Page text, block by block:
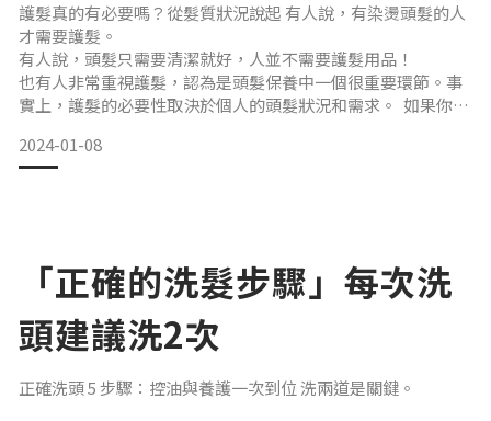
護髮真的有必要嗎？從髮質狀況說起 有人說，有染燙頭髮的人
才需要護髮。
有人說，頭髮只需要清潔就好，人並不需要護髮用品！
也有人非常重視護髮，認為是頭髮保養中一個很重要環節。事
實上，護髮的必要性取決於個人的頭髮狀況和需求。 如果你的
上會呈現一系列特徵，反映了頭髮的良好狀態和充足的護理。
以下是一些健康頭髮的外觀特徵：光澤度：健康的頭髮通常具
2024-01-08
「正確的洗髮步驟」每次洗
頭建議洗2次
正確洗頭 5 步驟：控油與養護一次到位 洗兩道是關鍵。